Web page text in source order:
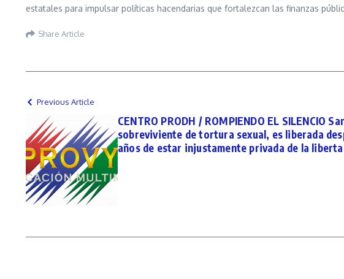
estatales para impulsar políticas hacendarias que fortalezcan las finanzas
Share Article
Previous Article
CENTRO PRODH / ROMPIENDO EL SILENCIO
sobreviviente de tortura sexual, es liberada
años de estar injustamente privada de la